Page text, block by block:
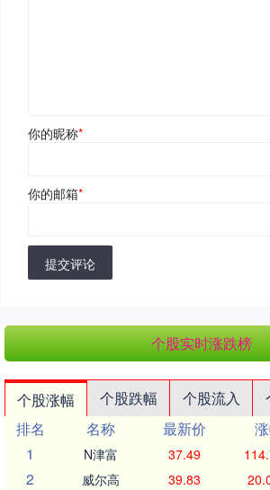
你的昵称*
你的邮箱*
提交评论
个股实时涨跌榜
个股涨幅 个股跌幅 个股流入
排名
名称 最新价
1
N津富 37.49
2 威尔高 39.83